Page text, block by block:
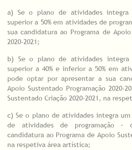
a) Se o plano de atividades
superior a 50% em atividades de
sua candidatura ao Programa de
2020-2021;
b) Se o plano de atividades
superior a 40% e inferior a 50% em
pode optar por apresentar a sua
Apoio Sustentado Programação 2020-
Sustentado Criação 2020-2021, na
c) Se o plano de atividades integra
de atividades de programação –
candidatura ao Programa de Apoio
na respetiva área artística;